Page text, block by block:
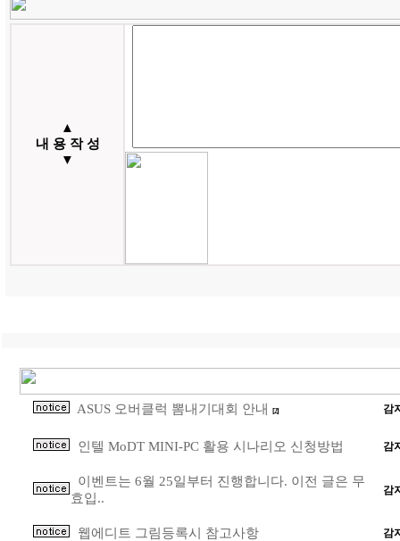
▲
내 용 작 성
▼
ASUS 오버클럭 뽐내기대회 안내 [2] 감
인텔 MoDT MINI-PC 활용 시나리오 신청방법 감
이벤트는 6월 25일부터 진행합니다. 이전 글은 무
효입..
감
웹에디트 그림등록시 참고사항 감